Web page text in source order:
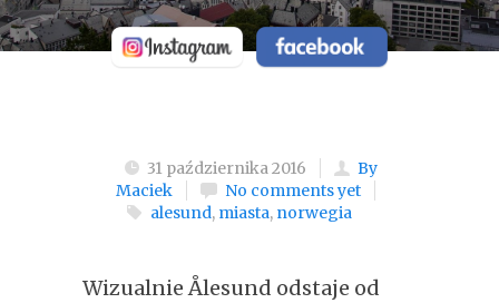
31 października 2016
By
Maciek
No comments yet
alesund, miasta, norwegia
Wizualnie Ålesund odstaje od